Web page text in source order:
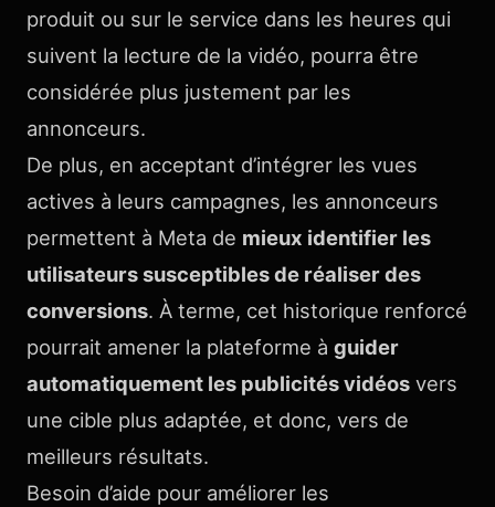
produit ou sur le service dans les heures qui
suivent la lecture de la vidéo, pourra être
considérée plus justement par les
annonceurs.
De plus, en acceptant d’intégrer les vues
actives à leurs campagnes, les annonceurs
permettent à Meta de mieux identifier les
utilisateurs susceptibles de réaliser des
conversions. À terme, cet historique renforcé
pourrait amener la plateforme à guider
automatiquement les publicités vidéos vers
une cible plus adaptée, et donc, vers de
meilleurs résultats.
Besoin d’aide pour améliorer les